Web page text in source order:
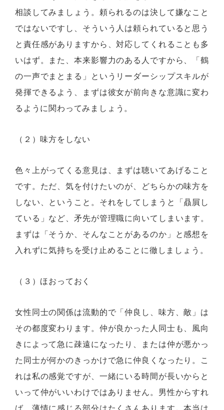
相談してみましょう。頼られるのは決して嫌なこと
ではないですし、そういう人は頼られていると思う
と責任感がありますから、対応してくれることも多
いはず。また、本来影響力のある人ですから、「鶴
の一声でまとまる」というリーダーシップスキルが
発揮できるよう、まずは彼女が前向きな意識に変わ
るように関わってみましょう。
（２）味方をしない
色々上がってくる意見は、まずは聴いてあげること
です。ただ、気を付けたいのが、どちらかの味方を
しない、ということ。それをしてしまうと「贔屓し
ている」など、矛先が管理職に向いてしまいます。
まずは「そうか、そんなことがあるのか」と感想を
入れずに気持ちを受け止めることに徹しましょう。
（３）ほおっておく
女性同士の関係は流動的で「仲良し、味方、敵」は
その都度変わります。仲が良かった人同士も、風向
きによって急に疎遠になったり、または仲が悪かっ
た同士が何かのきっかけで急に仲良くなったり。こ
れは私の感覚ですが、一緒にいる時間が長いからと
いって仲がいいわけではありません。男性からすれ
ば、薄情に感じる部分はたくさんあります。本当は